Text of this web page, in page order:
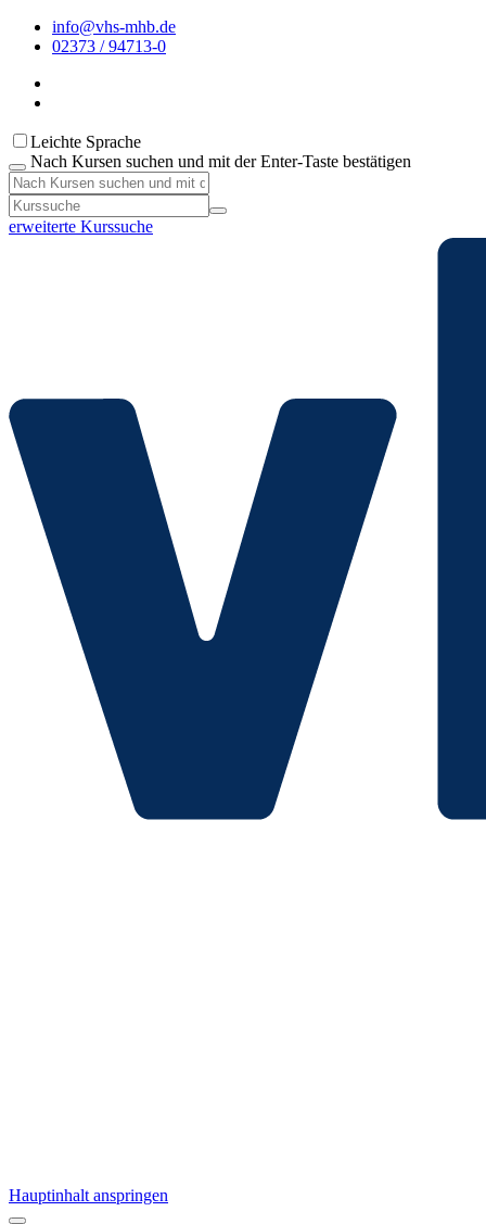
info@vhs-mhb.de
02373 / 94713-0
Leichte Sprache
Nach Kursen suchen und mit der Enter-Taste bestätigen
erweiterte Kurssuche
Hauptinhalt anspringen